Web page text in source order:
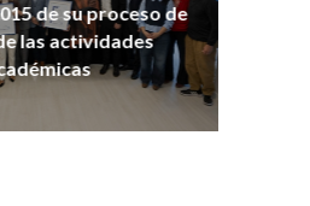
de su proceso de
las actividades